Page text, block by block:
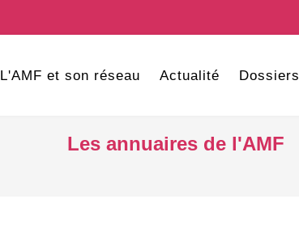
L'AMF et son réseau Actualité Dossiers
Les annuaires de l'AMF